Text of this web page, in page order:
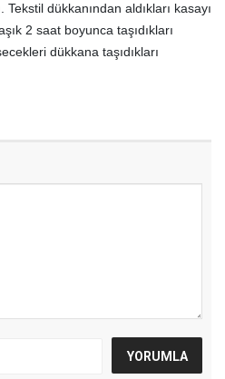
Tekstil dükkanından aldıkları kasayı
2 saat boyunca taşıdıkları
dükkana taşıdıkları